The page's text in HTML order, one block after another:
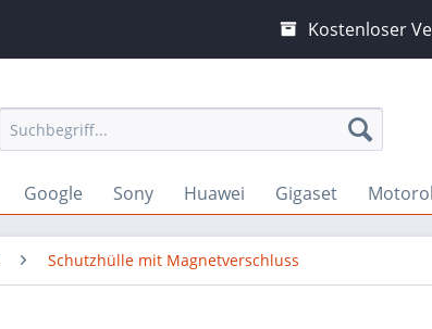
Kostenloser
Google Sony Huawei Gigaset
Schutzhülle mit Magnetverschluss